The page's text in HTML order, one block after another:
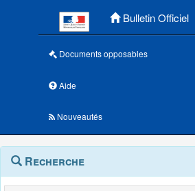
Bulletin Officiel
Documents opposables
Aide
Nouveautés
Navigation
outils
Menu
contextuel
Recherche